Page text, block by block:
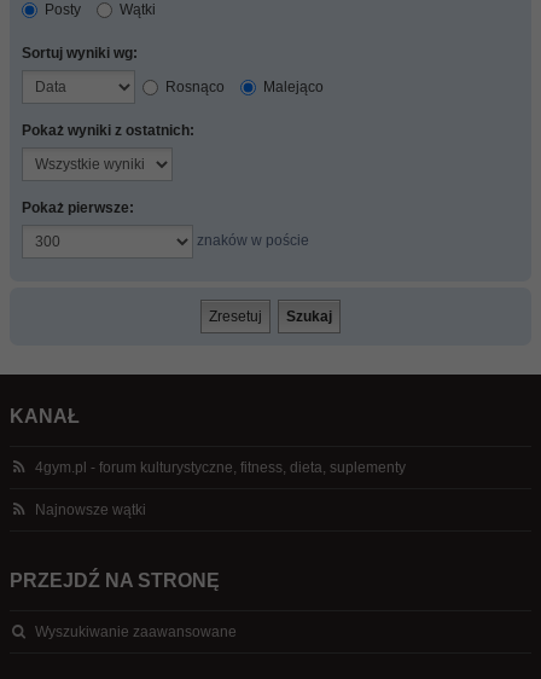
Posty
Wątki
Sortuj wyniki wg:
Rosnąco
Malejąco
Pokaż wyniki z ostatnich:
Pokaż pierwsze:
znaków w poście
KANAŁ
4gym.pl - forum kulturystyczne, fitness, dieta, suplementy
Najnowsze wątki
PRZEJDŹ NA STRONĘ
Wyszukiwanie zaawansowane